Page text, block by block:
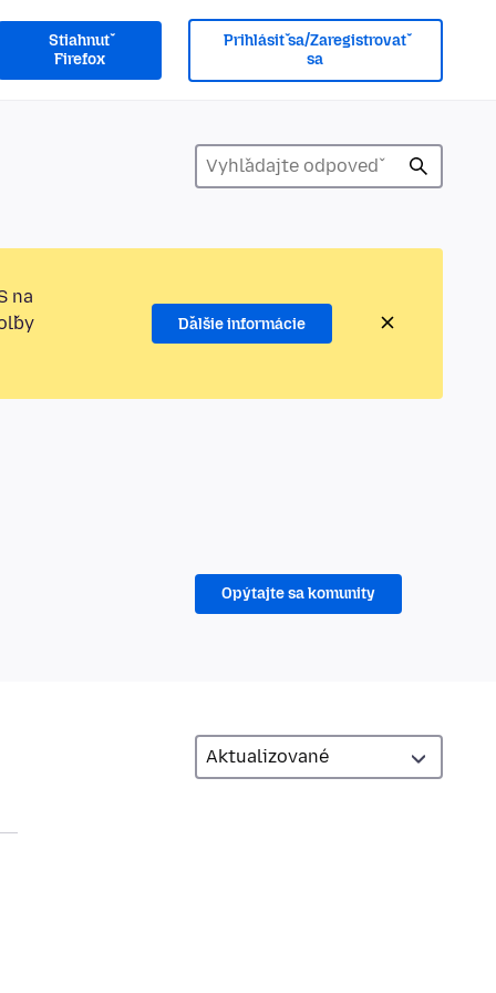
Stiahnuť
Firefox
Prihlásiť sa/Zaregistrovať
sa
na
Ďalšie informácie
Opýtajte sa komunity